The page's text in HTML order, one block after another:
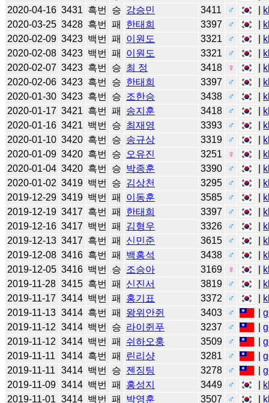
2020-04-16 3431 흑번 승 강승민 3411 ♂
2020-03-25 3428 흑번 패 한태희 3397 ♂
2020-02-09 3423 백번 패 이원도 3321 ♂
2020-02-08 3423 백번 패 이원도 3321 ♂
2020-02-07 3423 흑번 승 최 정 3418 ♀
2020-02-06 3423 흑번 승 한태희 3397 ♂
2020-01-30 3423 흑번 승 조한승 3438 ♂
2020-01-17 3421 흑번 패 송지훈 3418 ♂
2020-01-16 3421 백번 승 최재영 3393 ♂
2020-01-10 3420 흑번 승 송규상 3319 ♂
2020-01-09 3420 흑번 승 오유진 3251 ♀
2020-01-04 3420 흑번 승 박종훈 3390 ♂
2020-01-02 3419 백번 승 김상천 3295 ♂
2019-12-29 3419 백번 패 이동훈 3585 ♂
2019-12-19 3417 흑번 패 한태희 3397 ♂
2019-12-16 3417 백번 패 김형우 3326 ♂
2019-12-13 3417 흑번 패 신민준 3615 ♂
2019-12-08 3416 흑번 패 백홍석 3438 ♂
2019-12-05 3416 백번 승 조승아 3169 ♀
2019-11-28 3415 흑번 패 신진서 3819 ♂
2019-11-17 3414 백번 패 홍기표 3372 ♂
2019-11-13 3414 흑번 패 왕위안쥔 3403 ♂ |
2019-11-12 3414 백번 승 라이쥔푸 3237 ♂ |
2019-11-12 3414 백번 패 쉬하오훙 3509 ♂ |
2019-11-11
3414 흑번 패 린리샹 3281 ♂ |
2019-11-11
3414 백번 승 젠징팅 3278 ♂ |
2019-11-09 3414 백번 패 홍성지 3449 ♂
2019-11-01 3414 백번 패 박영훈 3507 ♂